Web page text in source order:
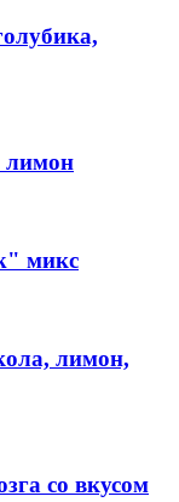
лимон
микс
лимон,
со вкусом